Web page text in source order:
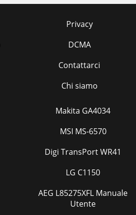
Privacy
DCMA
Contattarci
Chi siamo
Makita GA4034
MSI MS-6570
Digi TransPort WR41
LG C1150
AEG L85275XFL Manuale
Utente